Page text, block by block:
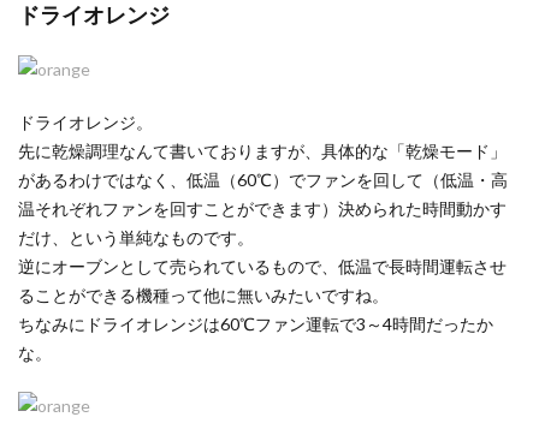
ドライオレンジ
ドライオレンジ。
先に乾燥調理なんて書いておりますが、具体的な「乾燥モード」
があるわけではなく、低温（60℃）でファンを回して（低温・高
温それぞれファンを回すことができます）決められた時間動かす
だけ、という単純なものです。
逆にオーブンとして売られているもので、低温で長時間運転させ
ることができる機種って他に無いみたいですね。
ちなみにドライオレンジは60℃ファン運転で3～4時間だったか
な。